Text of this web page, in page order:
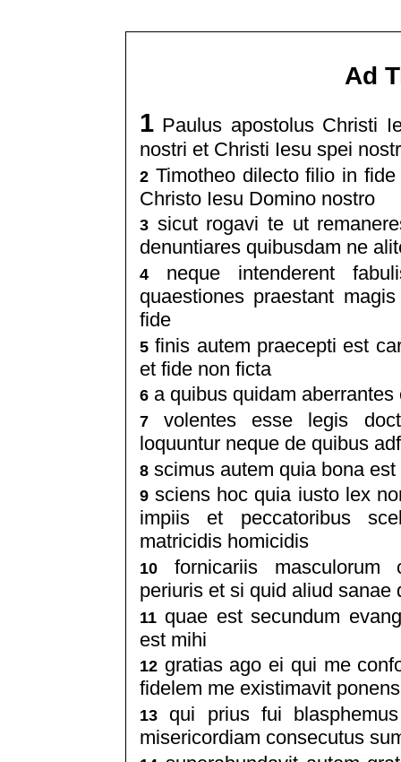
Ad
1 Paulus apostolus Christi
nostri et Christi Iesu spei
2 Timotheo dilecto filio in
Christo Iesu Domino nostro
3 sicut rogavi te ut
denuntiares quibusdam ne
4
neque intenderent
quaestiones praestant
fide
5 finis autem praecepti est
et fide non ficta
6 a quibus quidam
7
volentes esse legis
loquuntur neque de quibus
8 scimus autem quia bona
9 sciens hoc quia iusto lex
impiis et peccatoribus
matricidis homicidis
10
fornicariis masculorum
periuris et si quid aliud sanae
11 quae est secundum
est mihi
12 gratias ago ei qui me
fidelem me existimavit
13
qui prius fui
misericordiam consecutus